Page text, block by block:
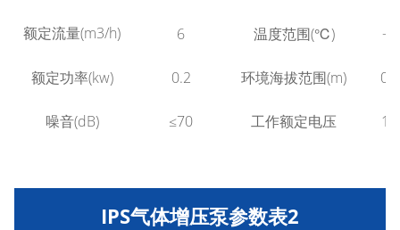
额定流量(m3/h) 6 温度范围(℃) -
额定功率(kw) 0.2 环境海拔范围(m) 0
噪音(dB) ≤70 工作额定电压
IPS气体增压泵参数表2